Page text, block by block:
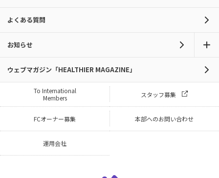
よくある質問
お知らせ
ウェブマガジン「HEALTHIER MAGAZINE」
To International
Members
スタッフ募集
FCオーナー募集 本部へのお問い合わせ
運用会社